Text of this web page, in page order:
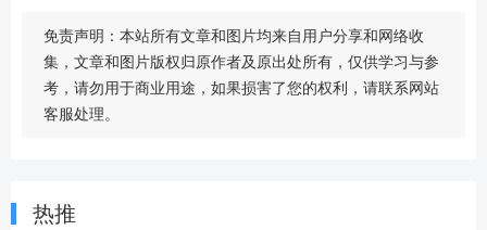
免责声明：本站所有文章和图片均来自用户分享和网络收
集，文章和图片版权归原作者及原出处所有，仅供学习与参
考，请勿用于商业用途，如果损害了您的权利，请联系网站
客服处理。
热推